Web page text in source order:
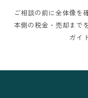
ご相談の前に全体像を
本側の税金・売却まで
ガイ